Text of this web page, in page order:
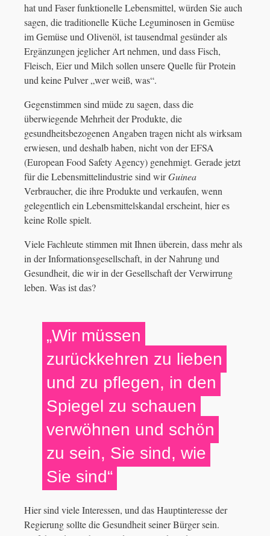
hat und Faser funktionelle Lebensmittel, würden Sie auch
sagen, die traditionelle Küche Leguminosen in Gemüse
im Gemüse und Olivenöl, ist tausendmal gesünder als
Ergänzungen jeglicher Art nehmen, und dass Fisch,
Fleisch, Eier und Milch sollen unsere Quelle für Protein
und keine Pulver „wer weiß, was“.
Gegenstimmen sind müde zu sagen, dass die
überwiegende Mehrheit der Produkte, die
gesundheitsbezogenen Angaben tragen nicht als wirksam
erwiesen, und deshalb haben, nicht von der EFSA
(European Food Safety Agency) genehmigt. Gerade jetzt
für die Lebensmittelindustrie sind wirGuinea
Verbraucher, die ihre Produkte und verkaufen, wenn
gelegentlich ein Lebensmittelskandal erscheint, hier es
keine Rolle spielt.
Viele Fachleute stimmen mit Ihnen überein, dass mehr als
in der Informationsgesellschaft, in der Nahrung und
Gesundheit, die wir in der Gesellschaft der Verwirrung
leben. Was ist das?
„Wir müssen
zurückkehren zu lieben
und zu pflegen, in den
Spiegel zu schauen
verwöhnen und schön
zu sein, Sie sind, wie
Sie sind“
Hier sind viele Interessen, und das Hauptinteresse der
Regierung sollte die Gesundheit seiner Bürger sein.